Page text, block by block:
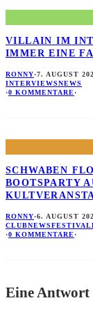
VILLAIN IM
IMMER EINE
RONNY·7. AUGUST
INTERVIEWSNEWS
·0 KOMMENTARE·
SCHWABEN
OOTSPARTY
RONNY·6. AUGUST
CLUBNEWS
·0 KOMMENTARE·
Eine Antwort